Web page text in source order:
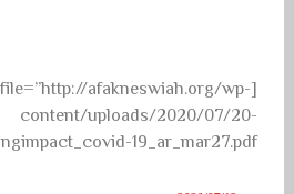
afakneswiah.org/wp-
content/uploads/2020/07/20-
19_ar_mar27.pdf”]